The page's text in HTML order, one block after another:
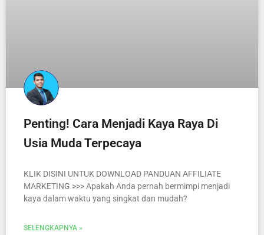
Penting! Cara Menjadi Kaya Raya Di
Usia Muda Terpecaya
KLIK DISINI UNTUK DOWNLOAD PANDUAN AFFILIATE
MARKETING >>> Apakah Anda pernah bermimpi menjadi
kaya dalam waktu yang singkat dan mudah?
SELENGKAPNYA »